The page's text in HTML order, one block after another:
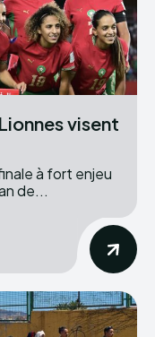
visent
à fort enjeu
de...